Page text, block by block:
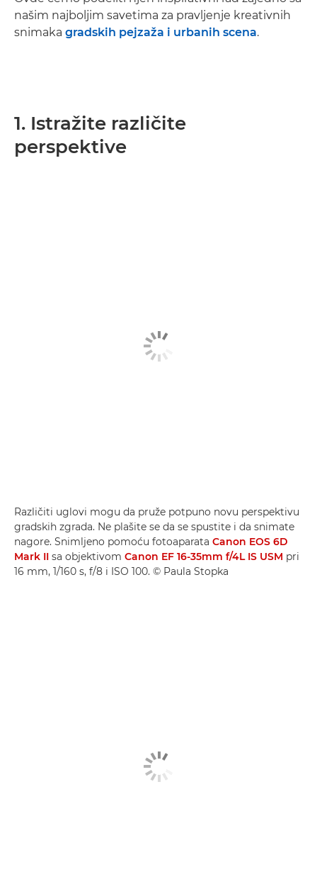
našim najboljim savetima za pravljenje kreativnih
snimaka gradskih pejzaža i urbanih scena.
1. Istražite različite
perspektive
Različiti uglovi mogu da pruže potpuno novu perspektivu
gradskih zgrada. Ne plašite se da se spustite i da snimate
nagore. Snimljeno pomoću fotoaparata Canon EOS 6D
Mark II sa objektivom Canon EF 16-35mm f/4L IS USM pri
16 mm, 1/160 s, f/8 i ISO 100. © Paula Stopka